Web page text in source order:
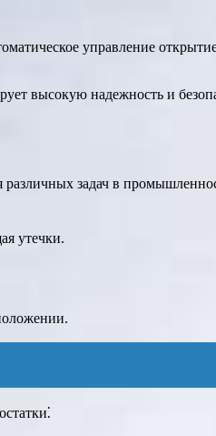
управление
высокую надежность и
задач в
утечки.